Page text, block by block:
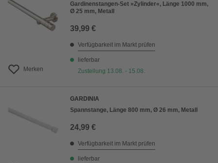
Merken
Gardinenstangen-Set »Zylinder«, Länge 1000 mm,
Ø 25 mm, Metall
39,99 €
Verfügbarkeit im Markt prüfen
lieferbar
Zustellung 13.08. - 15.08.
GARDINIA
Spannstange, Länge 800 mm, Ø 26 mm, Metall
24,99 €
Verfügbarkeit im Markt prüfen
lieferbar